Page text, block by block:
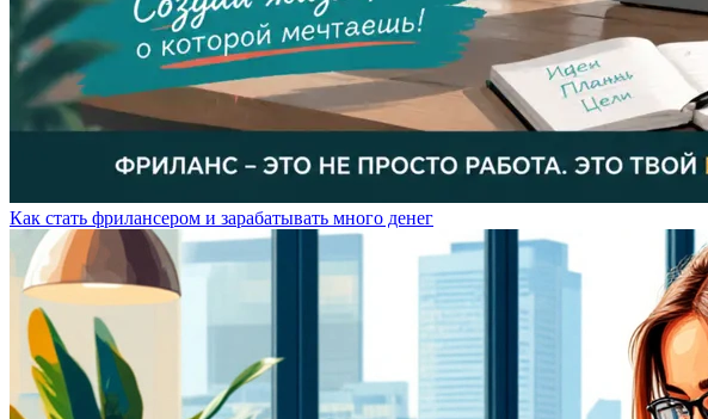
Как стать фрилансером и зарабатывать много денег